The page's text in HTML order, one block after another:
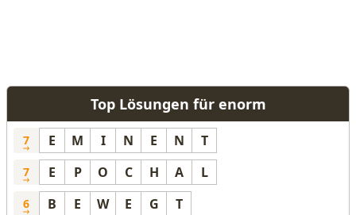
Top Lösungen für enorm
7 E M I N E N T
7 E P O C H A L
6 B E W E G T